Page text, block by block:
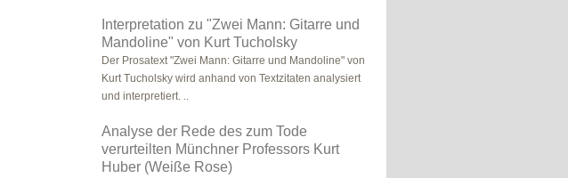
Interpretation zu "Zwei Mann: Gitarre und
Mandoline" von Kurt Tucholsky
Der Prosatext "Zwei Mann: Gitarre und Mandoline" von
Kurt Tucholsky wird anhand von Textzitaten analysiert
und interpretiert. ..
Analyse der Rede des zum Tode
verurteilten Münchner Professors Kurt
Huber (Weiße Rose)